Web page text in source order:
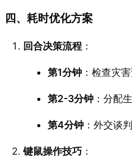
四、耗时优化方案
回合决策流程 ：
第1分钟 ：检查灾
第2-3分钟 ：分配
第4分钟 ：外交谈
键鼠操作技巧 ：